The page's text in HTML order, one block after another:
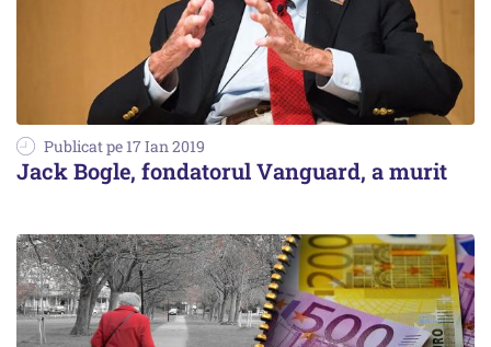
Publicat pe 17 Ian 2019
Jack Bogle, fondatorul Vanguard, a murit